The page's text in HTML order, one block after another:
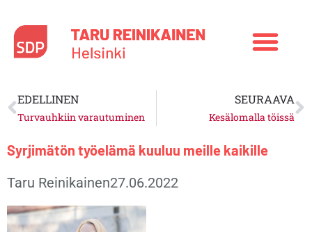
sisältöön
Prev
EDELLINEN
Turvauhkiin varautuminen
SEURAAVA
Kesälomalla töissä
Syrjimätön työelämä kuuluu meille kaikille
Taru Reinikainen27.06.2022